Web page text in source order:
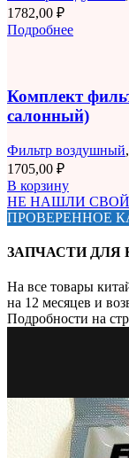
1782,00 ₽
Подробнее
Комплект
салонный)
Фильтр воздушный,
1705,00 ₽
В корзину
НЕ НАШЛИ
ПРОВЕРЕННОЕ
ЗАПЧАСТИ ДЛЯ
На все товары
на 12 месяцев и
Подробности на